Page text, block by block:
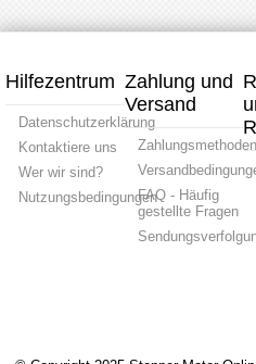
Hilfezentrum
Datenschutzerklärung
Kontaktiere uns
Wer wir sind?
Nutzungsbedingungen
Zahlung und
Versand
Zahlungsmethoden
FAQ - Häufig
gestellte Fragen